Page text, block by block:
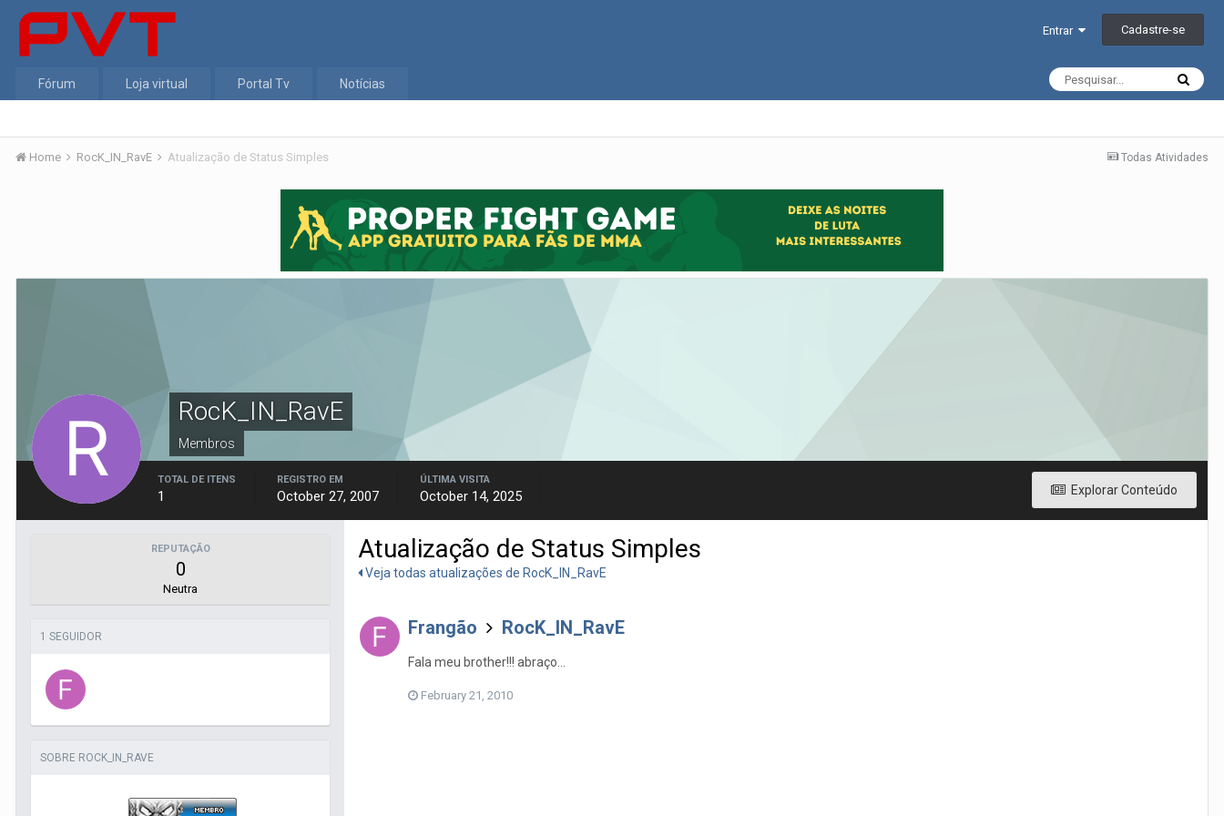
Entrar Cadastre-se
Fórum Loja virtual Portal Tv Notícias
Todas Atividades
Home RocK_IN_RavE Atualização de Status Simples
RocK_IN_RavE
Membros
Explorar Conteúdo
TOTAL DE ITENS
1
REGISTRO EM
October 27, 2007
ÚLTIMA VISITA
October 14, 2025
REPUTAÇÃO
0
Neutra
1 SEGUIDOR
SOBRE ROCK_IN_RAVE
Atualização de Status Simples
Veja todas atualizações de RocK_IN_RavE
Frangão RocK_IN_RavE
Fala meu brother!!! abraço...
February 21, 2010